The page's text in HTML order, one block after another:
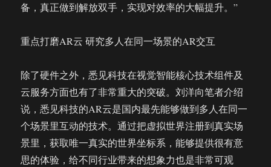
备，真正做到解放双手，实现对效率的大幅提升。”
重点打磨AR云 研究多人在同一场景的AR交互
除了硬件之外，悉见科技在视觉智能核心技术组件及
云服务方面也有了非常重大的突破。刘洋向笔者介绍
说，悉见科技的AR云是国内最先能够做到多人在同一
个场景里互动的技术。通过把虚拟世界注册到真实场
景里，获取唯一真实的世界坐标系，能够提供很有意
思的体验，给不同行业带来的想象力也是非常可观